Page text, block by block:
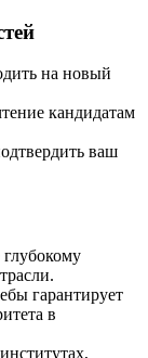
на новый
кандидатам
ваш
глубокому
гарантирует
в